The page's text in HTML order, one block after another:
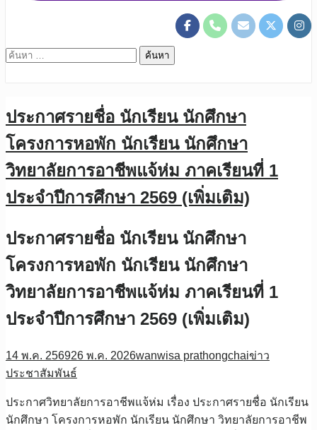
ค้นหา
ประกาศรายชื่อ นักเรียน นักศึกษา
โครงการหอพัก นักเรียน นักศึกษา
วิทยาลัยการอาชีพแจ้ห่ม ภาคเรียนที่ 1
ประจำปีการศึกษา 2569 (เพิ่มเติม)
ประกาศรายชื่อ นักเรียน นักศึกษา
โครงการหอพัก นักเรียน นักศึกษา
วิทยาลัยการอาชีพแจ้ห่ม ภาคเรียนที่ 1
ประจำปีการศึกษา 2569 (เพิ่มเติม)
14 พ.ค. 256926 พ.ค. 2026wanwisa prathongchaiข่าว
ประชาสัมพันธ์
ประกาศวิทยาลัยการอาชีพแจ้ห่ม เรื่อง ประกาศรายชื่อ นักเรียน
นักศึกษา โครงการหอพัก นักเรียน นักศึกษา วิทยาลัยการอาชีพ